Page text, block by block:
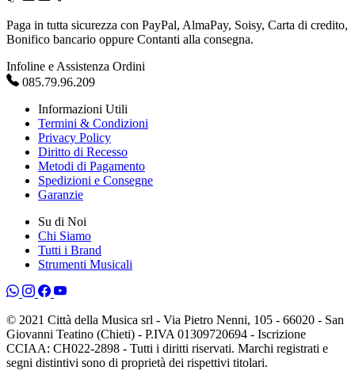
Paga in tutta sicurezza con PayPal, AlmaPay, Soisy, Carta di credito,
Bonifico bancario oppure Contanti alla consegna.
Infoline e Assistenza Ordini
085.79.96.209
Informazioni Utili
Termini & Condizioni
Privacy Policy
Diritto di Recesso
Metodi di Pagamento
Spedizioni e Consegne
Garanzie
Su di Noi
Chi Siamo
Tutti i Brand
Strumenti Musicali
© 2021 Città della Musica srl - Via Pietro Nenni, 105 - 66020 - San
Giovanni Teatino (Chieti) - P.IVA 01309720694 - Iscrizione
CCIAA: CH022-2898 - Tutti i diritti riservati. Marchi registrati e
segni distintivi sono di proprietà dei rispettivi titolari.